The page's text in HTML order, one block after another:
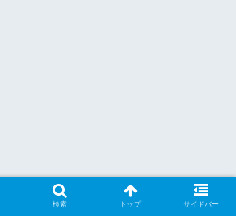
検索 トップ サイドバー